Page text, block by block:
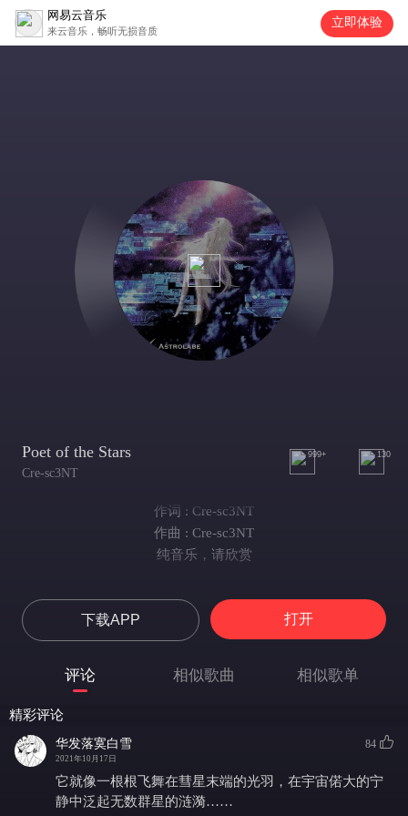
网易云音乐
来云音乐，畅听无损音质
立即体验
Poet of the Stars
Cre-sc3NT
999+ 130
作词 : Cre-sc3NT
作曲 : Cre-sc3NT
纯音乐，请欣赏
下载APP 打开
评论 相似歌曲 相似歌单
精彩评论
华发落寞白雪
2021年10月17日
84
它就像一根根飞舞在彗星末端的光羽，在宇宙偌大的宁
静中泛起无数群星的涟漪……